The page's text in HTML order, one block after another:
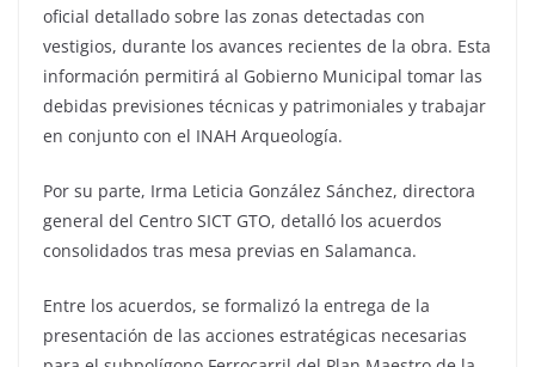
oficial detallado sobre las zonas detectadas con
vestigios, durante los avances recientes de la obra. Esta
información permitirá al Gobierno Municipal tomar las
debidas previsiones técnicas y patrimoniales y trabajar
en conjunto con el INAH Arqueología.
Por su parte, Irma Leticia González Sánchez, directora
general del Centro SICT GTO, detalló los acuerdos
consolidados tras mesa previas en Salamanca.
Entre los acuerdos, se formalizó la entrega de la
presentación de las acciones estratégicas necesarias